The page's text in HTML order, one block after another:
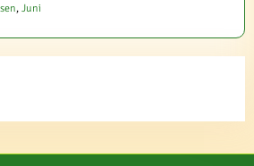
, Juni